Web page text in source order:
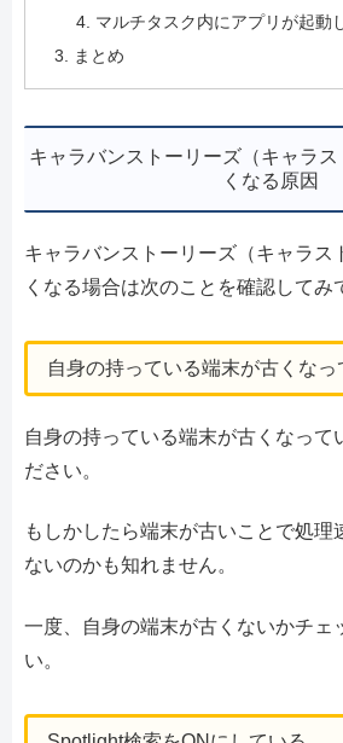
マルチタスク内にアプリが起動
まとめ
キャラバンストーリーズ（キャラ
くなる原因
キャラバンストーリーズ（キャラス
くなる場合は次のことを確認してみ
自身の持っている端末が古くなっ
自身の持っている端末が古くなって
ださい。
もしかしたら端末が古いことで処理
ないのかも知れません。
一度、自身の端末が古くないかチェ
い。